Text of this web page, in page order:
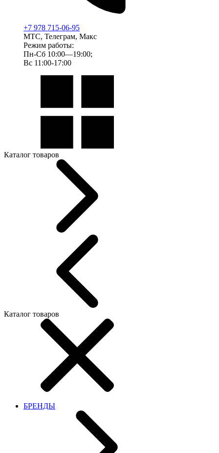
+7 978 715-06-95
МТС, Телеграм, Макс
Режим работы:
Пн-Сб 10:00—19:00;
Вс 11:00-17:00
Каталог товаров
Каталог товаров
БРЕНДЫ